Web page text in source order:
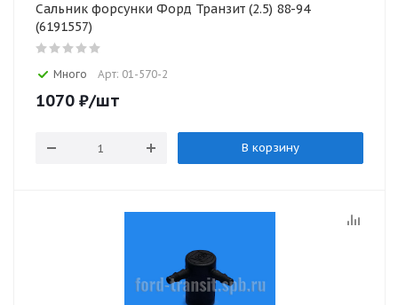
Сальник форсунки Форд Транзит (2.5) 88-94
(6191557)
Много Арт: 01-570-2
1070 ₽/шт
В корзину